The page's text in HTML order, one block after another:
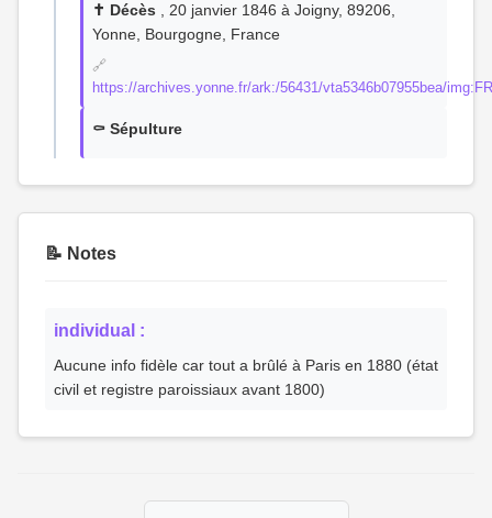
✝️ Décès , 20 janvier 1846 à Joigny, 89206,
Yonne, Bourgogne, France
🔗
https://archives.yonne.fr/ark:/56431/vta5346b07955bea/
⚰️ Sépulture
📝 Notes
individual :
Aucune info fidèle car tout a brûlé à Paris en 1880 (état
civil et registre paroissiaux avant 1800)